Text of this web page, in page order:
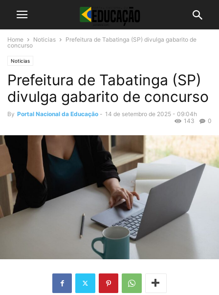
Home Noticias
Prefeitura de Tabatinga (SP) divulga gabarito de
concurso
Noticias
Prefeitura de Tabatinga (SP)
divulga gabarito de concurso
By Portal Nacional da Educação - 14 de setembro de 2025 - 09:04h
0
143